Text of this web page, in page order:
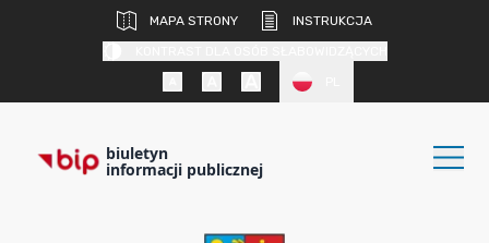
MAPA STRONY
INSTRUKCJA
biuletyn
informacji publicznej